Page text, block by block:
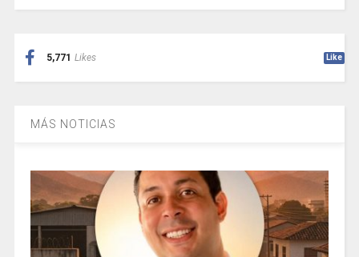
5,771 Likes Like
MÁS NOTICIAS